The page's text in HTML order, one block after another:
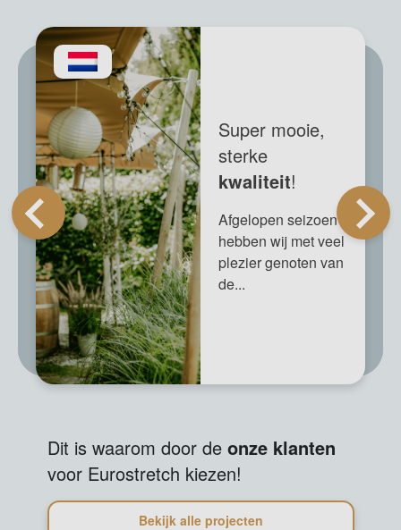
Super mooie,
sterke
kwaliteit!
Afgelopen seizoen
hebben wij met veel
plezier genoten van
de...
Dit is waarom door de onze klanten
voor Eurostretch kiezen!
Bekijk alle projecten